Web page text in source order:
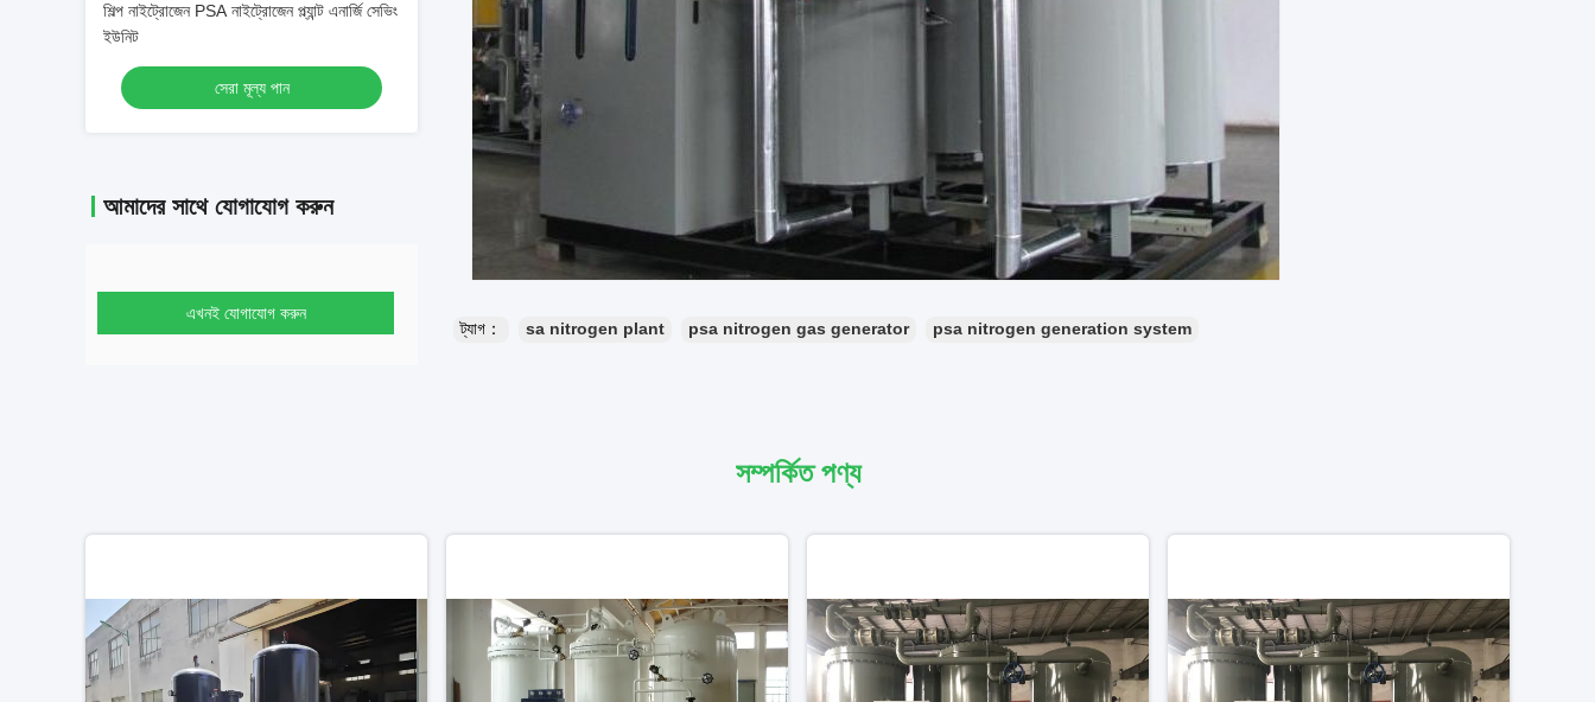
শিল্প নাইট্রোজেন PSA নাইট্রোজেন প্ল্যান্ট এনার্জি সেভিং
ইউনিট
সেরা মূল্য পান
আমাদের সাথে যোগাযোগ করুন
এখনই যোগাযোগ করুন
ট্যাগ： sa nitrogen plant psa nitrogen gas generator psa nitrogen generation system
সম্পর্কিত পণ্য